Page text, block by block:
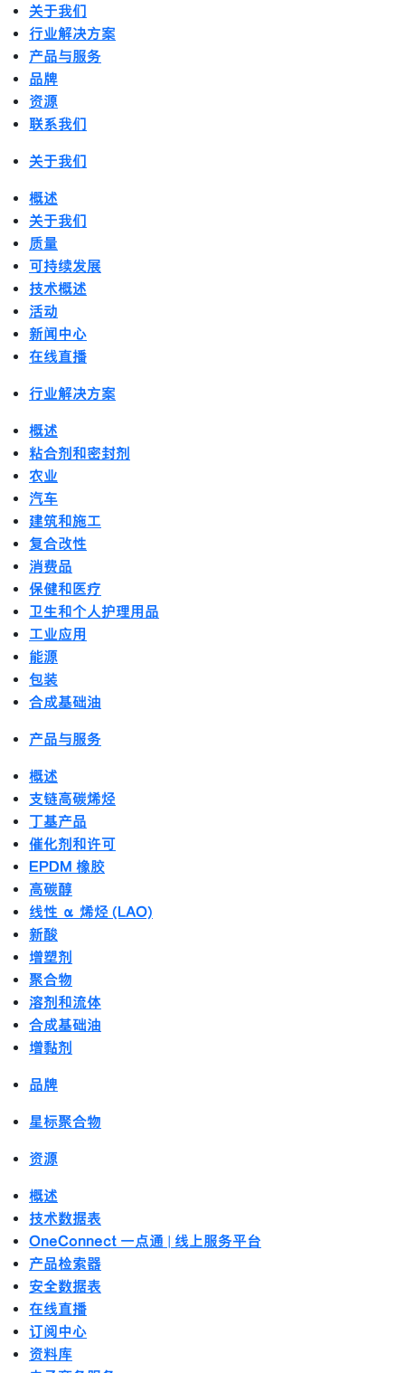
关于我们
行业解决方案
产品与服务
品牌
资源
联系我们
关于我们
概述
关于我们
质量
可持续发展
技术概述
活动
新闻中心
在线直播
行业解决方案
概述
粘合剂和密封剂
农业
汽车
建筑和施工
复合改性
消费品
保健和医疗
卫生和个人护理用品
工业应用
能源
包装
合成基础油
产品与服务
概述
支链高碳烯烃
丁基产品
催化剂和许可
EPDM 橡胶
高碳醇
线性 α 烯烃 (LAO)
新酸
增塑剂
聚合物
溶剂和流体
合成基础油
增黏剂
品牌
星标聚合物
资源
概述
技术数据表
OneConnect 一点通 | 线上服务平台
产品检索器
安全数据表
在线直播
订阅中心
资料库